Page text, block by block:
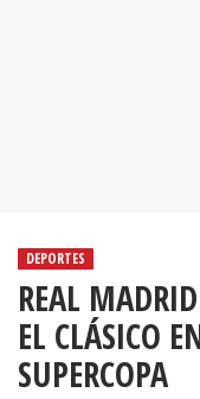
DEPORTES
REAL
EL CLÁSICO
SUPERCOPA